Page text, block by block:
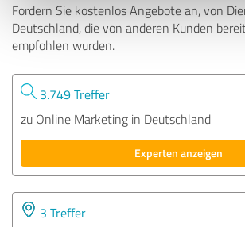
Fordern Sie kostenlos Angebote an, von
Deutschland, die von anderen Kunden
empfohlen wurden.
3.749 Treffer
zu Online Marketing in Deutschland
Experten anzeigen
3 Treffer